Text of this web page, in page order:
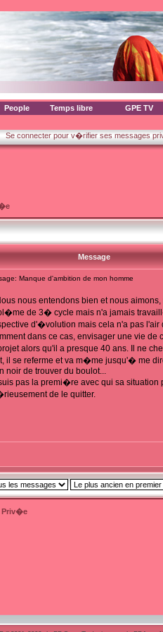
People Temps libre GPE TV
Se connecter pour v�rifier ses messages
Message
Manque d'ambition de mon homme
nous entendons bien et nous
de 3� cycle mais n'a jamais
d'�volution mais cela n'a pas
dans ce cas, envisager une vie de
alors qu'il a presque 40 ans. Il ne
il se referme et va m�me jusqu'� me
noir de trouver du boulot...
pas la premi�re avec qui sa
de le quitter.
Priv�e